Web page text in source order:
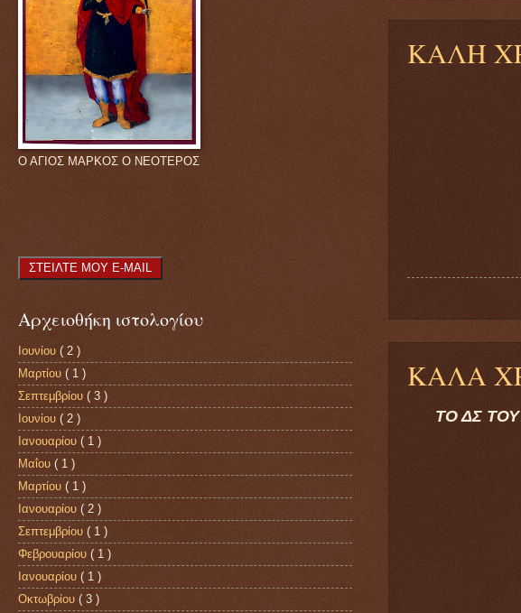
ΚΑΛΗ
ΚΑΛΑ
ΤΟ ΔΣ
Ο ΑΓΙΟΣ ΜΑΡΚΟΣ Ο ΝΕΟΤΕΡΟΣ
Αρχειοθήκη ιστολογίου
Ιουνίου ( 2 )
Μαρτίου ( 1 )
Σεπτεμβρίου ( 3 )
Ιουνίου ( 2 )
Ιανουαρίου ( 1 )
Μαΐου ( 1 )
Μαρτίου ( 1 )
Ιανουαρίου ( 2 )
Σεπτεμβρίου ( 1 )
Φεβρουαρίου ( 1 )
Ιανουαρίου ( 1 )
Οκτωβρίου ( 3 )